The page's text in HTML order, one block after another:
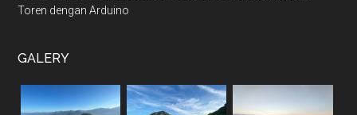
Toren dengan Arduino
GALERY